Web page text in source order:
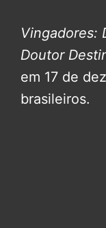
Vingadores:
Doutor
em 17 de
brasileiros.